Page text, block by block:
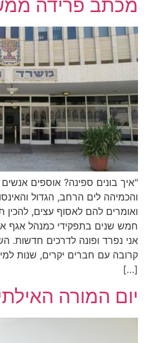
מכתב פרידה
"איך בונים ספינה? אוספים
והכמיהה לים הרחב, הגדול
ואומרים להם לאסוף עצים,
חמש שנים בתפקידי כמנהל אגף
אני נפרד ופונה לדרכים חדשות.
קרובה עם חברים יקרים, שנות
[…]
יום המורה